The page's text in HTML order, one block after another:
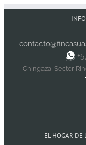
Chingaza, Sector
EL HOGAR DE